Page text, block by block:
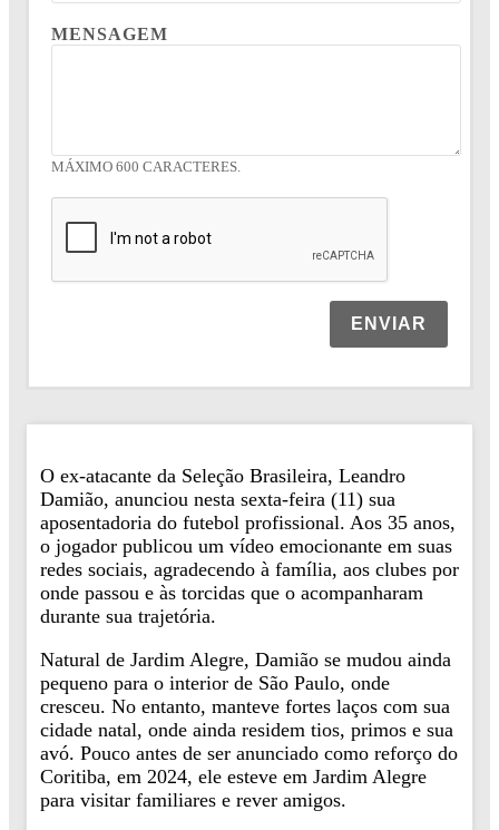
MENSAGEM
MÁXIMO 600 CARACTERES.
ENVIAR
O ex-atacante da Seleção Brasileira, Leandro
Damião, anunciou nesta sexta-feira (11) sua
aposentadoria do futebol profissional. Aos 35 anos,
o jogador publicou um vídeo emocionante em suas
redes sociais, agradecendo à família, aos clubes por
onde passou e às torcidas que o acompanharam
durante sua trajetória.
Natural de Jardim Alegre, Damião se mudou ainda
pequeno para o interior de São Paulo, onde
cresceu. No entanto, manteve fortes laços com sua
cidade natal, onde ainda residem tios, primos e sua
avó. Pouco antes de ser anunciado como reforço do
Coritiba, em 2024, ele esteve em Jardim Alegre
para visitar familiares e rever amigos.